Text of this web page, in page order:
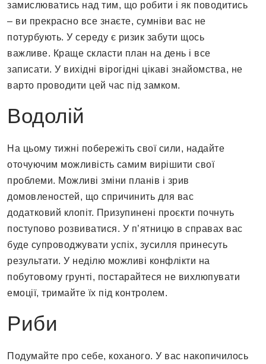
замислюватись над тим, що робити і як поводитись
– ви прекрасно все знаєте, сумніви вас не
потурбують. У середу є ризик забути щось
важливе. Краще скласти план на день і все
записати. У вихідні вірогідні цікаві знайомства, не
варто проводити цей час під замком.
Водолій
На цьому тижні побережіть свої сили, надайте
оточуючим можливість самим вирішити свої
проблеми. Можливі зміни планів і зрив
домовленостей, що спричинить для вас
додатковий клопіт. Призупинені проєкти почнуть
поступово розвиватися. У п’ятницю в справах вас
буде супроводжувати успіх, зусилля принесуть
результати. У неділю можливі конфлікти на
побутовому грунті, постарайтеся не вихлюпувати
емоції, тримайте їх під контролем.
Риби
Подумайте про себе, коханого. У вас накопичилось